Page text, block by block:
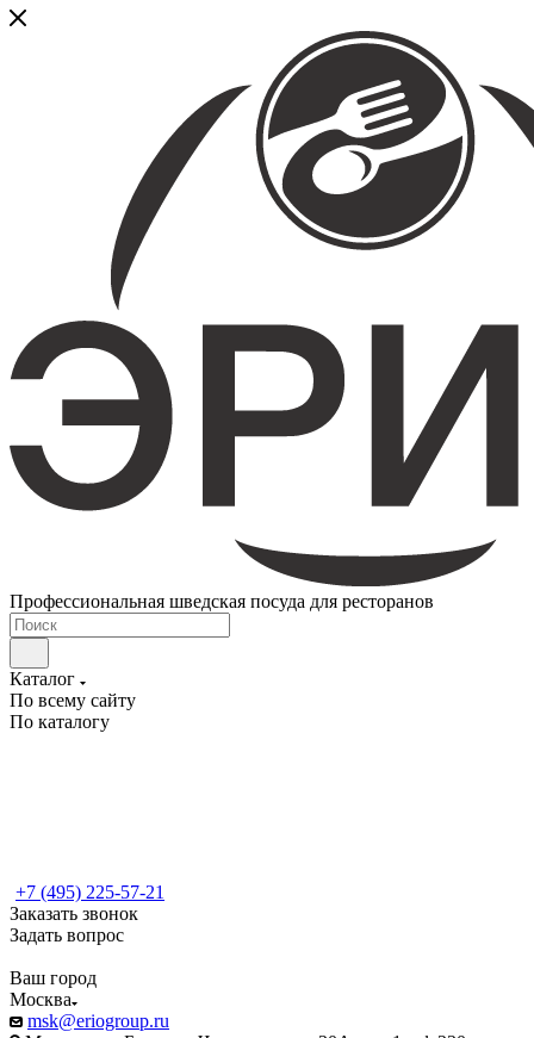
Профессиональная шведская посуда для ресторанов
Каталог
По всему сайту
По каталогу
+7 (495) 225-57-21
Заказать звонок
Задать вопрос
Ваш город
Москва
msk@eriogroup.ru